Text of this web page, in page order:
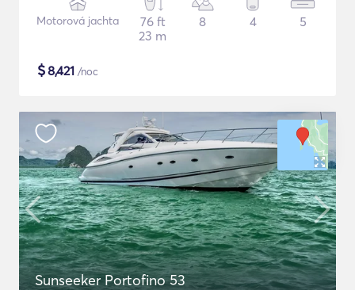
Motorová jachta
76 ft
23 m
8 4 5
$8,421 /noc
Sunseeker Portofino 53